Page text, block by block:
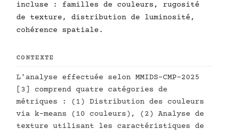
incluse : familles de couleurs, rugosité
de texture, distribution de luminosité,
cohérence spatiale.
CONTEXTE
L'analyse effectuée selon MMIDS-CMP-2025
[3] comprend quatre catégories de
métriques : (1) Distribution des couleurs
via k-means (10 couleurs), (2) Analyse de
texture utilisant les caractéristiques de